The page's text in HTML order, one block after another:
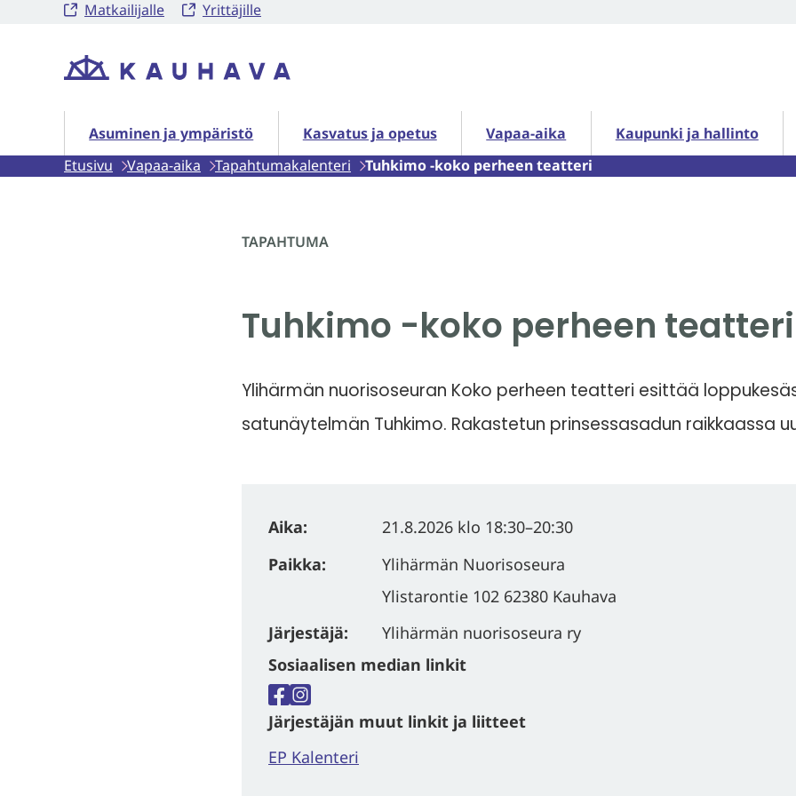
SiirryMatkailijalle Yrittäjille
Etusivu
Asuminen ja ympäristö
Asuminen ja ympäristö alasivut Kasvatus ja opetus
Kasvatus ja opetus alasivut Vapaa-aika
Vapaa-aika alasivutKaupunki ja hallinto
Kaupunki ja hallinto alasivut
Etusivu
Vapaa-aika Tapahtumakalenteri Tuhkimo -koko perheen teatteri
TAPAHTUMA
Tuhkimo -koko perheen teatteri
Ylihärmän nuorisoseuran Koko perheen teatteri esittää
satunäytelmän Tuhkimo. Rakastetun prinsessasadun raikkaassa
Aika: 21.8.2026 klo 18:30–20:30
Paikka:
Ylihärmän Nuorisoseura
Ylistarontie 102 62380 Kauhava
Järjestäjä:
Ylihärmän nuorisoseura ry
Sosiaalisen median linkit
Facebook
Instagram
Järjestäjän muut linkit ja liitteet
EP Kalenteri